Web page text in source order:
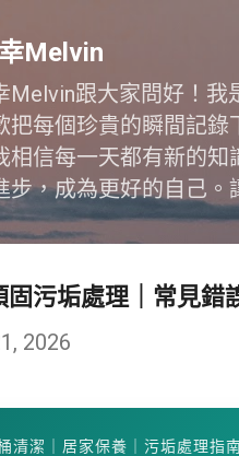
Melvin
Melvin跟大家問好！
把每個珍貴的瞬間記
相信每一天都有新的
步，成為更好的自己。
固污垢處理｜常見錯
2026
清潔｜居家保養｜污垢處理指